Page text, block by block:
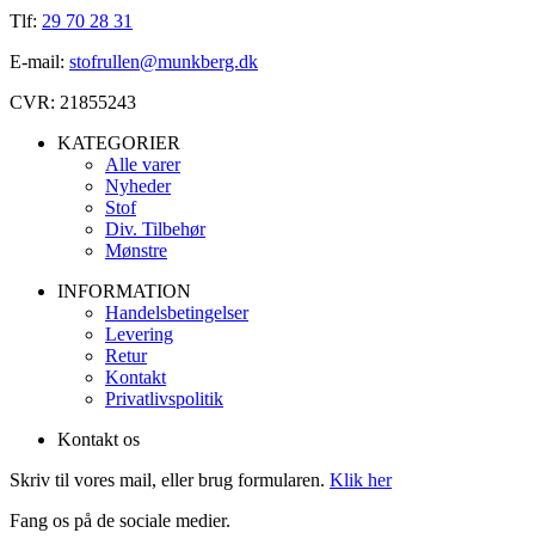
Tlf: 29 70 28 31
E-mail: stofrullen@munkberg.dk
CVR: 21855243
KATEGORIER
Alle varer
Nyheder
Stof
Div. Tilbehør
Mønstre
INFORMATION
Handelsbetingelser
Levering
Retur
Kontakt
Privatlivspolitik
Kontakt os
Skriv til vores mail, eller brug formularen. Klik her
Fang os på de sociale medier.